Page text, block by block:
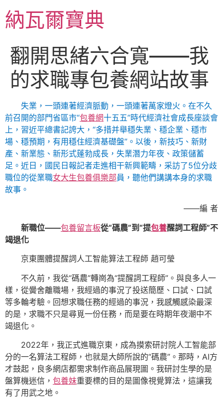
至
主納瓦爾寶典
翻開思緒六合寬——我
的求職專包養網站故事
失業，一頭連著經濟脈動，一頭連著萬家燈火。在不久
前召開的部門省區市“包養網十五五”時代經濟社會成長座談會
上，習近平總書記誇大，“多措并舉穩失業、穩企業、穩市
場、穩預期，有用穩住經濟基礎盤”。以後，新技巧、新財
產、新業態、新形式蓬勃成長，失業潛力年夜、政策儲蓄
足。近日，國民日報記者走進相干新興範疇，采訪了5位分歧
職位的從業職女大生包養俱樂部員，聽他們講講本身的求職
故事。
——編 者
新職位——包養留言板從“碼農”到“提包養醒詞工程師”不
竭退化
京東團體提醒詞人工智能算法工程師 趙可瑩
不久前，我從“碼農”轉崗為“提醒詞工程師”。與良多人一
樣，從黌舍離職場，我經過的事況了投送簡歷、口試、口試
等多輪考驗。回想求職任務的經過的事況，我感觸感染最深
的是，求職不只是尋覓一份任務，而是要在時期年夜潮中不
竭退化。
2022年，我正式進職京東，成為摸索研討院人工智能部
分的一名算法工程師，也就是大師所說的“碼農”。那時，AI方
才鼓起，良多網店都需求制作商品展現圖。我研討生學的是
盤算機迷信， 包養妹重要標的目的是圖像視覺算法，這讓我
有了用武之地。